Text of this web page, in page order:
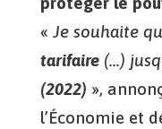
« Je souhaite
tarifaire(…)
(2022) »,
l’Économie et